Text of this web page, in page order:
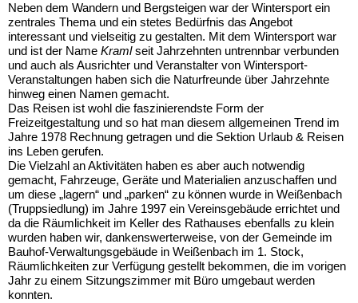
Neben dem Wandern und Bergsteigen war der Wintersport ein
zentrales Thema und ein stetes Bedürfnis das Angebot
interessant und vielseitig zu gestalten. Mit dem Wintersport war
und ist der Name Kramlseit Jahrzehnten untrennbar verbunden
und auch als Ausrichter und Veranstalter von Wintersport-
Veranstaltungen haben sich die Naturfreunde über Jahrzehnte
hinweg einen Namen gemacht.
Das Reisen ist wohl die faszinierendste Form der
Freizeitgestaltung und so hat man diesem allgemeinen Trend im
Jahre 1978 Rechnung getragen und die Sektion Urlaub & Reisen
ins Leben gerufen.
Die Vielzahl an Aktivitäten haben es aber auch notwendig
gemacht, Fahrzeuge, Geräte und Materialien anzuschaffen und
um diese „lagern“ und „parken“ zu können wurde in Weißenbach
(Truppsiedlung) im Jahre 1997 ein Vereinsgebäude errichtet und
da die Räumlichkeit im Keller des Rathauses ebenfalls zu klein
wurden haben wir, dankenswerterweise, von der Gemeinde im
Bauhof-Verwaltungsgebäude in Weißenbach im 1. Stock,
Räumlichkeiten zur Verfügung gestellt bekommen, die im vorigen
Jahr zu einem Sitzungszimmer mit Büro umgebaut werden
konnten.